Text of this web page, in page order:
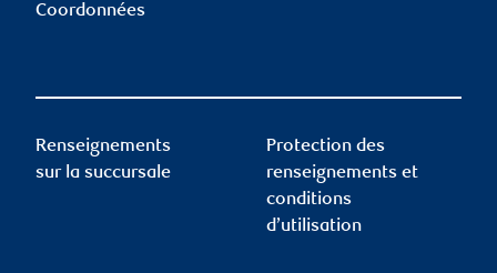
Coordonnées
Renseignements
sur la succursale
Protection des
renseignements et
conditions
d’utilisation